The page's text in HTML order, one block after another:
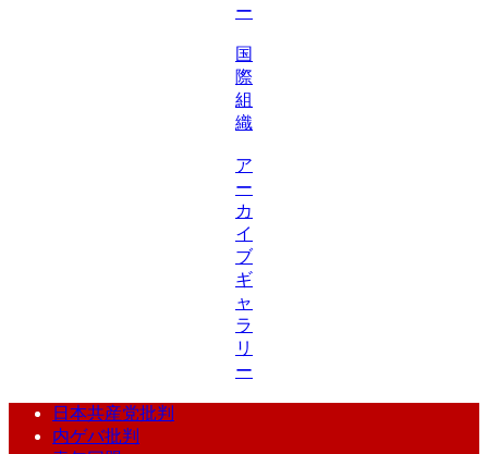
ー
国
際
組
織
ア
ー
カ
イ
ブ
ギ
ャ
ラ
リ
ー
日本共産党批判
内ゲバ批判